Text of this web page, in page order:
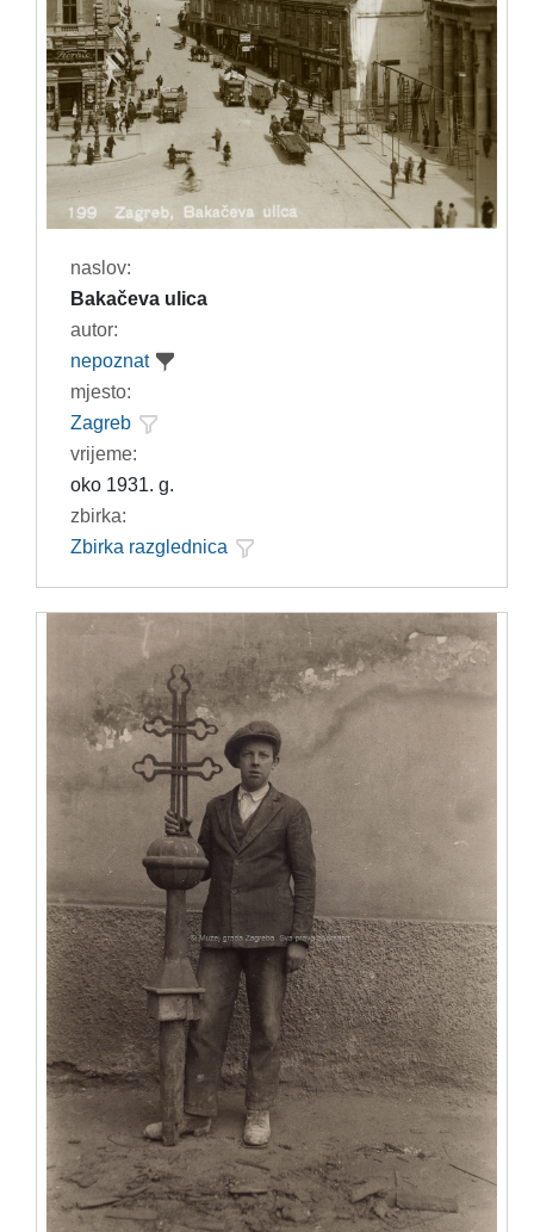
naslov:
Bakačeva ulica
autor:
nepoznat
mjesto:
Zagreb
vrijeme:
oko 1931. g.
zbirka:
Zbirka razglednica